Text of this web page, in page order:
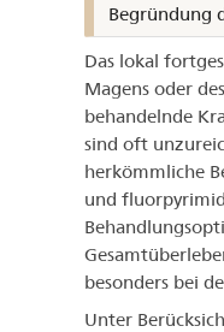
Begründung
Das lokal
Magens oder
behandelnde
sind oft
herkömmliche
und
besonders bei
Unter